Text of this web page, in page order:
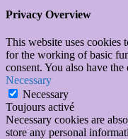
Privacy Overview
This website uses cookies
for the working of basic
consent. You also have
Necessary
Necessary
Toujours activé
Necessary cookies are
store any personal